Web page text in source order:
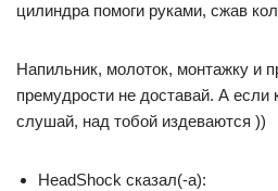
цилиндра помоги руками, сжав
Напильник, молоток, монтажку и
премудрости не доставай. А если
слушай, над тобой издеваются ))
HeadShock сказал(-а):